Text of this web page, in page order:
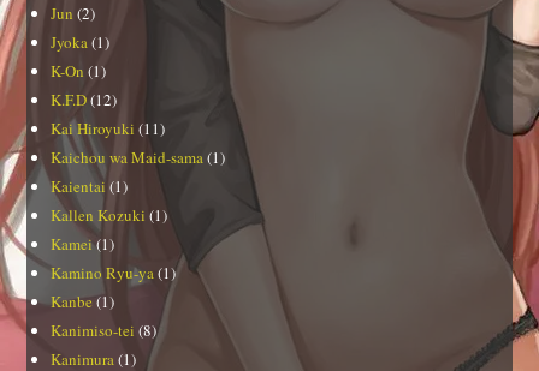
Jun (2)
Jyoka (1)
K-On (1)
K.F.D(12)
Kai Hiroyuki (11)
Kaichou wa Maid-sama (1)
Kaientai (1)
Kallen Kozuki (1)
Kamei(1)
Kamino Ryu-ya (1)
Kanbe(1)
Kanimiso-tei (8)
Kanimura (1)